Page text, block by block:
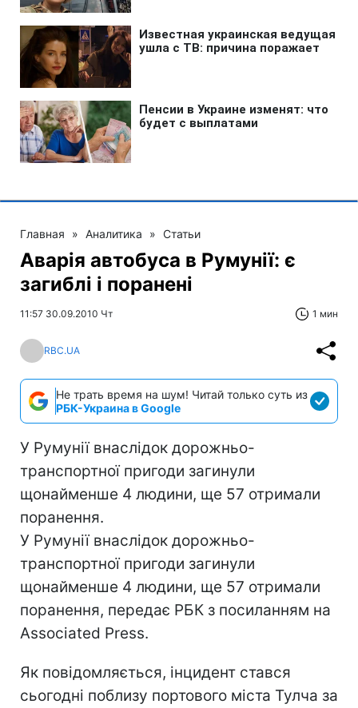
Главная » Аналитика » Статьи
Аварія автобуса в Румунії: є
загиблі і поранені
11:57 30.09.2010 Чт 1 мин
RBC.UA
Не трать время на шум! Читай только суть из
РБК-Украина в Google
У Румунії внаслідок дорожньо-
транспортної пригоди загинули
щонайменше 4 людини, ще 57 отримали
поранення.
У Румунії внаслідок дорожньо-
транспортної пригоди загинули
щонайменше 4 людини, ще 57 отримали
поранення, передає РБК з посиланням на
Associated Press.
Як повідомляється, інцидент стався
сьогодні поблизу портового міста Тулча за